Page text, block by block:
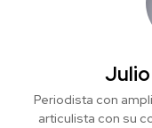
Julio
Periodista con
articulista con su